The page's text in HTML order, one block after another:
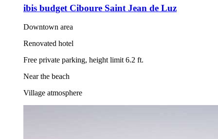
ibis budget Ciboure Saint Jean de Luz
Downtown area
Renovated hotel
Free private parking, height limit 6.2 ft.
Near the beach
Village atmosphere